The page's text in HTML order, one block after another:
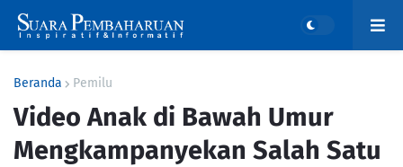
Beranda Pemilu
Video Anak di Bawah Umur
Mengkampanyekan Salah Satu